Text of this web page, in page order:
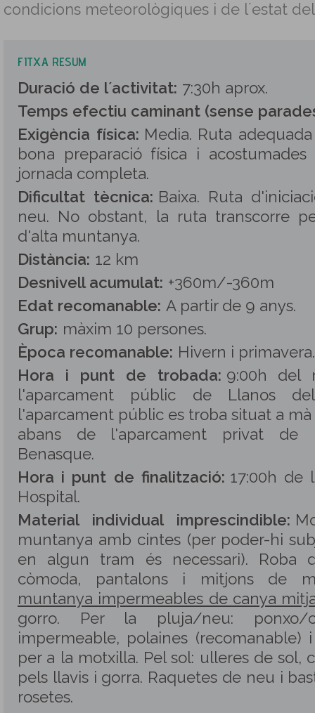
condicions meteorològiques i de l´estat
FITXA RESUM
Duració de l´activitat: 7:30h aprox.
Temps efectiu caminant (sense
Exigència física: Media. Ruta
bona preparació física i
jornada completa.
Dificultat tècnica: Baixa. Ruta
neu. No obstant, la ruta transcorre
d'alta muntanya.
Distància: 12 km
Desnivell acumulat: +360m/-360m
Edat recomanable: A partir de 9 anys.
Grup: màxim 10 persones.
Època recomanable: Hivern i primavera.
Hora i punt de trobada: 9:00h del
l'aparcament públic de Llanos
l'aparcament públic es troba situat a
abans de l'aparcament privat de
Benasque.
Hora i punt de finalització: 17:00h de
Hospital.
Material individual imprescindible:
muntanya amb cintes (per poder-hi
en algun tram és necessari). Roba
còmoda, pantalons i mitjons de
muntanya impermeables de canya
gorro. Per la pluja/neu: ponxo/
impermeable, polaines
per a la motxilla. Pel sol: ulleres de sol,
pels llavis i gorra. Raquetes de neu i
rosetes.